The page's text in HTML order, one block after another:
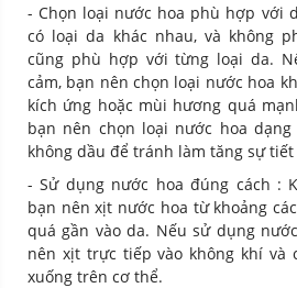
- Chọn loại nước hoa phù hợp với
có loại da khác nhau, và không
cũng phù hợp với từng loại da.
cảm, bạn nên chọn loại nước hoa
kích ứng hoặc mùi hương quá
bạn nên chọn loại nước hoa
không dầu để tránh làm tăng sự tiết
- Sử dụng nước hoa đúng cách :
bạn nên xịt nước hoa từ khoảng
quá gần vào da. Nếu sử dụng
nên xịt trực tiếp vào không khí và
xuống trên cơ thể.